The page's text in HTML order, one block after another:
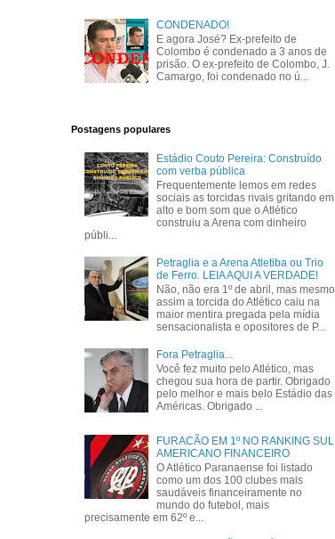
CONDENADO!
E agora José? Ex-prefeito de
Colombo é condenado a 3 anos de
prisão. O ex-prefeito de Colombo, J.
Camargo, foi condenado no ú...
Postagens populares
Estádio Couto Pereira: Construído
com verba pública
Frequentemente lemos em redes
sociais as torcidas rivais gritando em
alto e bom som que o Atlético
construiu a Arena com dinheiro
públi...
Petraglia e a Arena Atletiba ou Trio
de Ferro. LEIA AQUI A VERDADE!
Não, não era 1º de abril, mas mesmo
assim a torcida do Atlético caiu na
maior mentira pregada pela mídia
sensacionalista e opositores de P...
Fora Petraglia...
Você fez muito pelo Atlético, mas
chegou sua hora de partir. Obrigado
pelo melhor e mais belo Estádio das
Américas. Obrigado ...
FURACÃO EM 1º NO RANKING SUL
AMERICANO FINANCEIRO
O Atlético Paranaense foi listado
como um dos 100 clubes mais
saudáveis financeiramente no
mundo do futebol, mais
precisamente em 62º e...